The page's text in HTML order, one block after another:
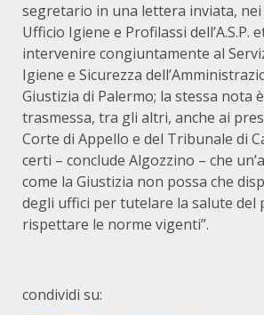
segretario in una lettera inviata,
Ufficio Igiene e Profilassi dell’A.S.P.
intervenire congiuntamente al
Igiene e Sicurezza
Giustizia di Palermo; la stessa nota
trasmessa, tra gli altri, anche ai
Corte di Appello e del Tribunale di
certi – conclude Algozzino – che
come la Giustizia non possa che
degli uffici per tutelare la salute del
rispettare le norme vigenti”.
condividi su: